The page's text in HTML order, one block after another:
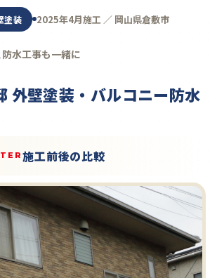
塗装 2025年4月施工 ／ 岡山県倉敷市
水工事も一緒に
外壁塗装・バルコニー防水
施工前後の比較